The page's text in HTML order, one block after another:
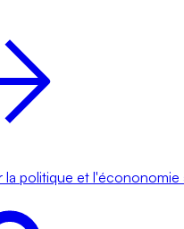
la politique et l'écononomie